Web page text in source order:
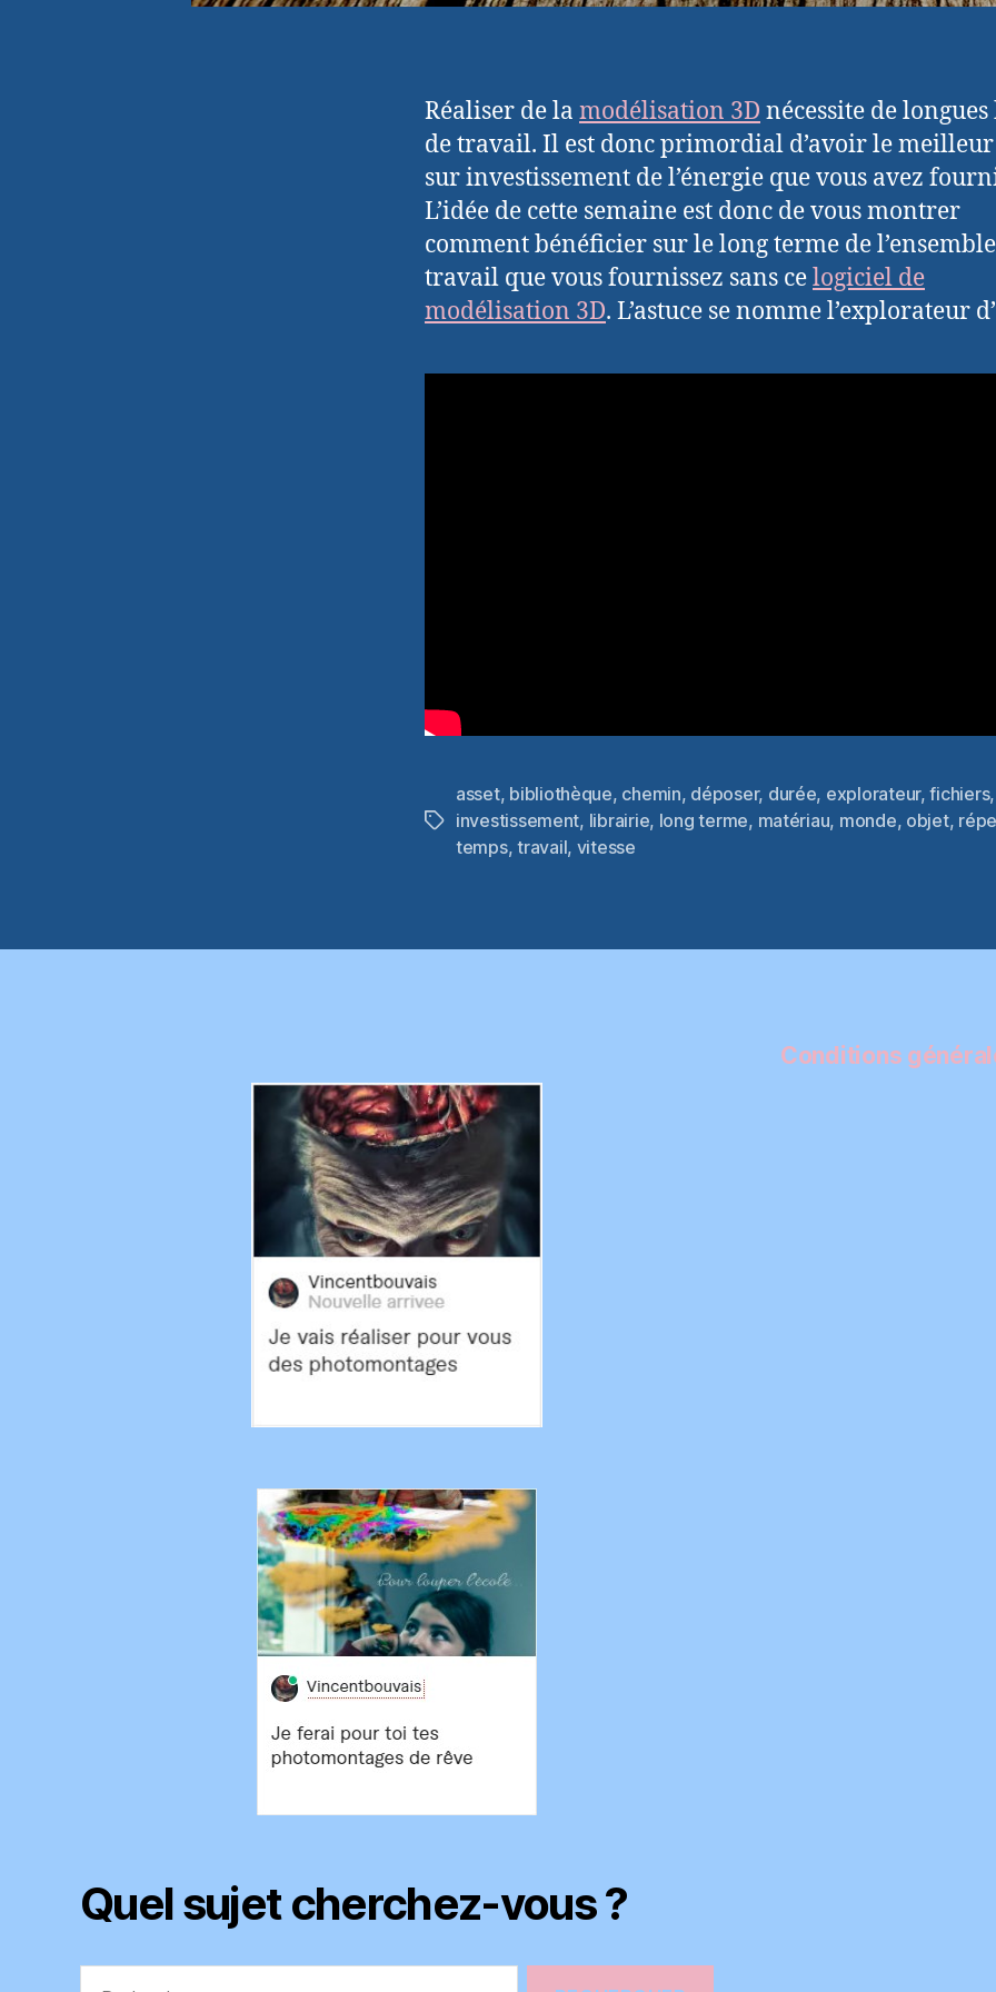
Réaliser de la modélisation 3D nécessite de longues
de travail. Il est donc primordial d’avoir le
sur investissement de l’énergie que vous avez
L’idée de cette semaine est donc de vous montrer
comment bénéficier sur le long terme de
travail que vous fournissez sans celogiciel de
modélisation 3D. L’astuce se nomme l’explorateur
Étiquettes
asset, bibliothèque, chemin, déposer, durée, explorateur,fichiers
investissement, librairie, long terme, matériau, monde, objet,
temps,travail, vitesse
Quel sujet cherchez-vous ?
Conditions